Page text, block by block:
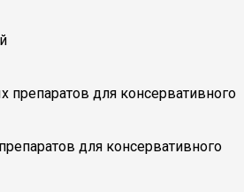
для консервативного